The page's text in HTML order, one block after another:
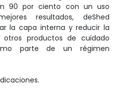
90 por ciento con un uso
resultados, deShed
la capa interna y reducir la
productos de cuidado
parte de un régimen